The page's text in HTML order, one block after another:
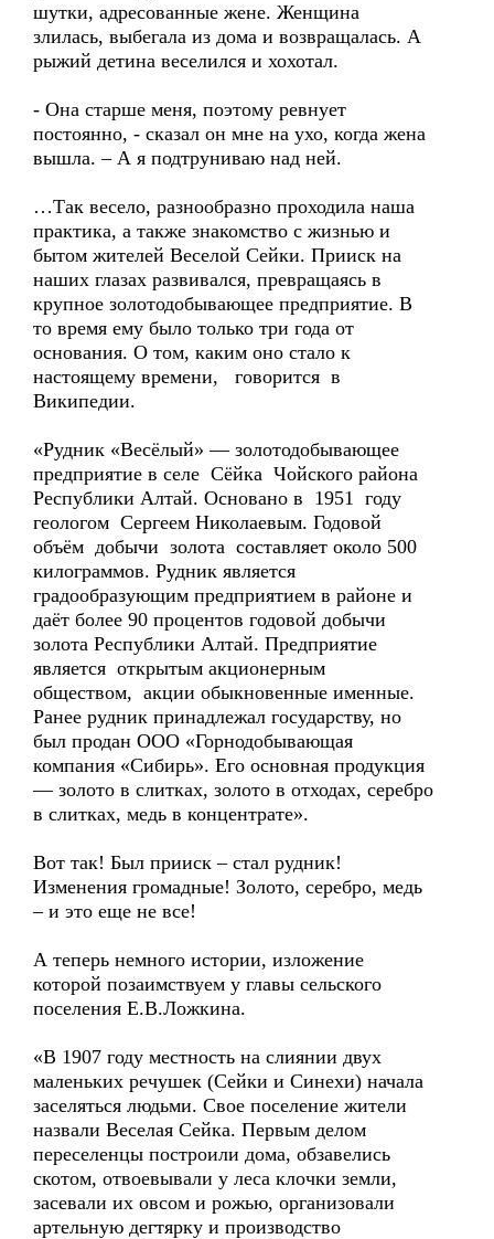
шутки, адресованные жене. Женщина
злилась, выбегала из дома и возвращалась. А
рыжий детина веселился и хохотал.
- Она старше меня, поэтому ревнует
постоянно, - сказал он мне на ухо, когда жена
вышла. – А я подтруниваю над ней.
…Так весело, разнообразно проходила наша
практика, а также знакомство с жизнью и
бытом жителей Веселой Сейки. Прииск на
наших глазах развивался, превращаясь в
крупное золотодобывающее предприятие. В
то время ему было только три года от
основания. О том, каким оно стало к
настоящему времени, говорится в
Википедии.
«Рудник «Весёлый» — золотодобывающее
предприятие в селе Сёйка Чойского района
Республики Алтай. Основано в 1951 году
геологом Сергеем Николаевым. Годовой
объём добычи золота составляет около 500
килограммов. Рудник является
градообразующим предприятием в районе и
даёт более 90 процентов годовой добычи
золота Республики Алтай. Предприятие
является открытым акционерным
обществом, акции обыкновенные именные.
Ранее рудник принадлежал государству, но
был продан ООО «Горнодобывающая
компания «Сибирь». Его основная продукция
— золото в слитках, золото в отходах, серебро
в слитках, медь в концентрате».
Вот так! Был прииск – стал рудник!
Изменения громадные! Золото, серебро, медь
– и это еще не все!
А теперь немного истории, изложение
которой позаимствуем у главы сельского
поселения Е.В.Ложкина.
«В 1907 году местность на слиянии двух
маленьких речушек (Сейки и Синехи) начала
заселяться людьми. Свое поселение жители
назвали Веселая Сейка. Первым делом
переселенцы построили дома, обзавелись
скотом, отвоевывали у леса клочки земли,
засевали их овсом и рожью, организовали
артельную дегтярку и производство